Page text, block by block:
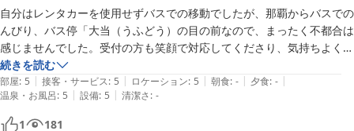
自分はレンタカーを使用せずバスでの移動でしたが、那覇からバスでの
んびり、バス停「大当（うふどう）の目の前なので、まったく不都合は
感じませんでした。受付の方も笑顔で対応してくださり、気持ちよく宿
泊できました。室内は３階建てなので、階段での移動となります。コン
クリート打ち放しのお洒落なつくりで、リゾート感を満喫できます。ま
た、３階から眺める読谷の海は本当に素晴らしかったです。特筆すべき
は衛生管理がしっかりしていることです。キッチン、バスルーム、室内
続きを読む
部屋: 5 | 接客・サービス: 5 | ロケーション: 5 | 朝食: - | 夕食: - |
温泉・お風呂: 5 | 設備: 5 | 清潔さ: -
1 181